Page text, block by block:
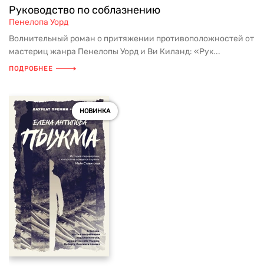
Руководство по соблазнению
Пенелопа Уорд
Волнительный роман о притяжении противоположностей от
мастериц жанра Пенелопы Уорд и Ви Киланд: «Рук...
ПОДРОБНЕЕ
НОВИНКА